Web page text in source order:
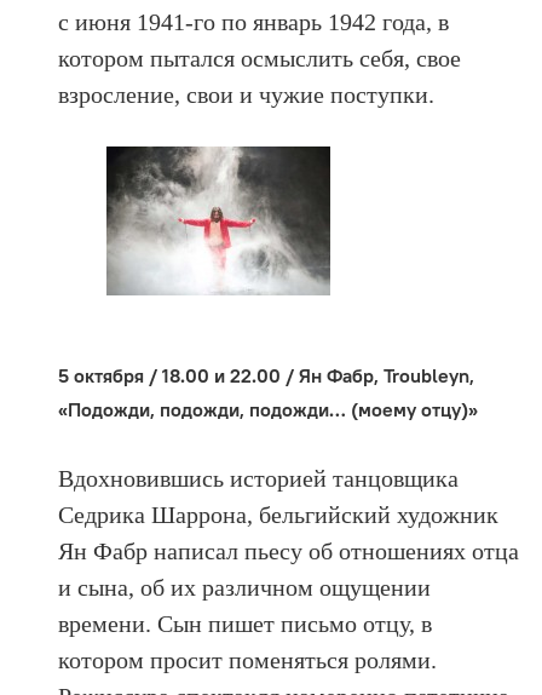
с июня 1941-го по январь 1942 года, в
котором пытался осмыслить себя, свое
взросление, свои и чужие поступки.
5 октября / 18.00 и 22.00 / Ян Фабр, Troubleyn,
«Подожди, подожди, подожди… (моему отцу)»
Вдохновившись историей танцовщика
Седрика Шаррона, бельгийский художник
Ян Фабр написал пьесу об отношениях отца
и сына, об их различном ощущении
времени. Сын пишет письмо отцу, в
котором просит поменяться ролями.